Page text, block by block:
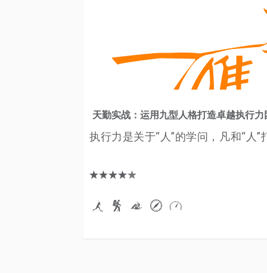
天勤实战：运用九型人格打造卓越执行力
执行力是关于“人”的学问，凡和“人